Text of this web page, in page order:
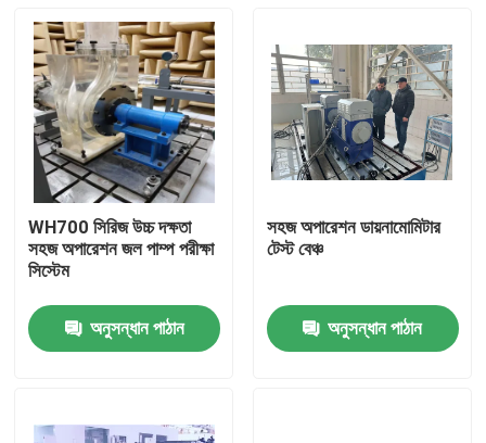
WH700 সিরিজ উচ্চ দক্ষতা
সহজ অপারেশন জল পাম্প পরীক্ষা
সিস্টেম
অনুসন্ধান পাঠান
সহজ অপারেশন ডায়নামোমিটার
টেস্ট বেঞ্চ
অনুসন্ধান পাঠান